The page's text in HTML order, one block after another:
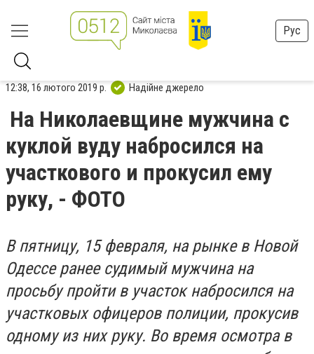
Рус
12:38, 16 лютого 2019 р. Надійне джерело
На Николаевщине мужчина с
куклой вуду набросился на
участкового и прокусил ему
руку, - ФОТО
В пятницу, 15 февраля, на рынке в Новой
Одессе ранее судимый мужчина на
просьбу пройти в участок набросился на
участковых офицеров полиции, прокусив
одному из них руку. Во время осмотра в